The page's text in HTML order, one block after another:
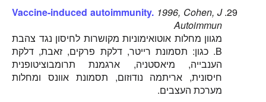
Vaccine-induced autoimmunity. 1996, Cohen, J
Autoimmun
מגוון מחלות אוטואימוניות מקושרות לחיסון נגד צהבת
B. כגון: תסמונת רייטר, דלקת פרקים, זאבת, דלקת
הענבייה, מיאסטניה, ארגמנת תרומבוציטופנית
חיסונית, אריתמה נודוזום, תסמונת אוונס ומחלות
מערכת העצבים.